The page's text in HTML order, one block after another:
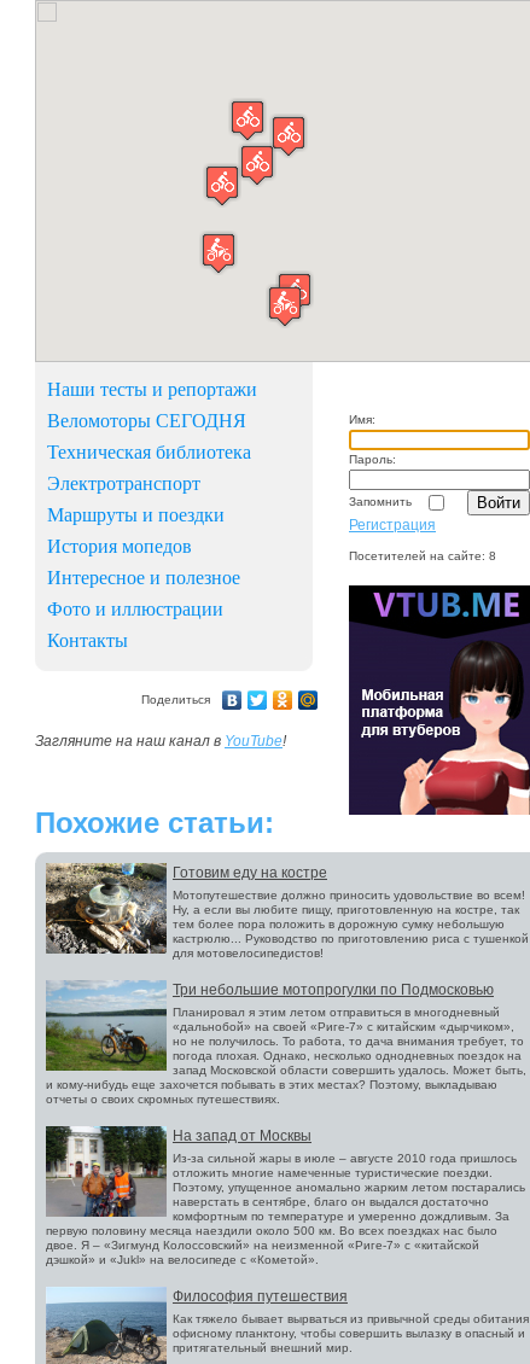
Имя:
Пароль:
Запомнить
Регистрация
Посетителей на сайте: 8
Наши тесты и репортажи
Веломоторы СЕГОДНЯ
Техническая библиотека
Электротранспорт
Маршруты и поездки
История мопедов
Интересное и полезное
Фото и иллюстрации
Контакты
Поделиться
Загляните на наш канал в YouTube!
Похожие статьи:
Готовим еду на костре
Мотопутешествие должно приносить удовольствие во всем!
Ну, а если вы любите пищу, приготовленную на костре, так
тем более пора положить в дорожную сумку небольшую
кастрюлю... Руководство по приготовлению риса с тушенкой
для мотовелосипедистов!
Три небольшие мотопрогулки по Подмосковью
Планировал я этим летом отправиться в многодневный
«дальнобой» на своей «Риге-7» с китайским «дырчиком»,
но не получилось. То работа, то дача внимания требует, то
погода плохая. Однако, несколько однодневных поездок на
запад Московской области совершить удалось. Может быть,
и кому-нибудь еще захочется побывать в этих местах? Поэтому, выкладываю
отчеты о своих скромных путешествиях.
На запад от Москвы
Из-за сильной жары в июле – августе 2010 года пришлось
отложить многие намеченные туристические поездки.
Поэтому, упущенное аномально жарким летом постарались
наверстать в сентябре, благо он выдался достаточно
комфортным по температуре и умеренно дождливым. За
первую половину месяца наездили около 500 км. Во всех поездках нас было
двое. Я – «Зигмунд Колоссовский» на неизменной «Риге-7» с «китайской
дэшкой» и «Jukl» на велосипеде с «Кометой».
Философия путешествия
Как тяжело бывает вырваться из привычной среды обитания
офисному планктону, чтобы совершить вылазку в опасный и
притягательный внешний мир.